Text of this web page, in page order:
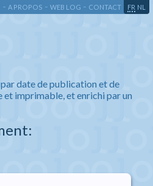
- A PROPOS - WEB LOG - CONTACT FR NL
date de publication et de
imprimable, et enrichi par un